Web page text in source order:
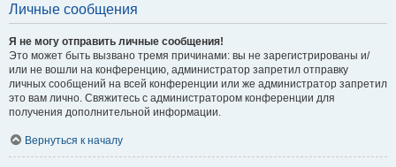
Личные сообщения
Я не могу отправить личные сообщения!
Это может быть вызвано тремя причинами: вы не зарегистрированы и/
или не вошли на конференцию, администратор запретил отправку
личных сообщений на всей конференции или же администратор запретил
это вам лично. Свяжитесь с администратором конференции для
получения дополнительной информации.
Вернуться к началу